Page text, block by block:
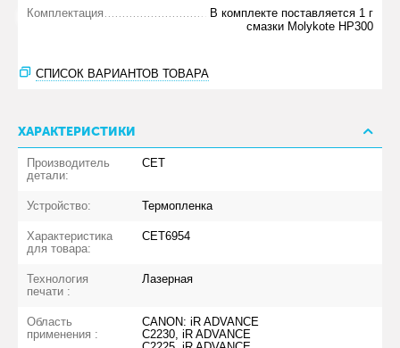
Комплектация
В комплекте поставляется 1 г
смазки Molykote HP300
СПИСОК ВАРИАНТОВ ТОВАРА
ХАРАКТЕРИСТИКИ
Производитель
детали:
CET
Устройство: Термопленка
Характеристика
для товара:
CET6954
Технология
печати :
Лазерная
Область
применения :
CANON: iR ADVANCE
C2230, iR ADVANCE